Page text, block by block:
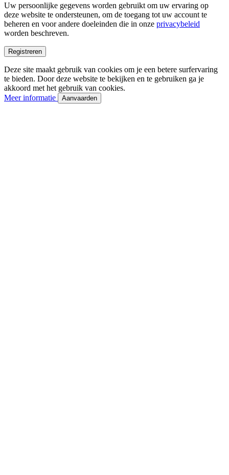
Uw persoonlijke gegevens worden gebruikt om uw ervaring op
deze website te ondersteunen, om de toegang tot uw account te
beheren en voor andere doeleinden die in onze privacybeleid
worden beschreven.
Registreren
Deze site maakt gebruik van cookies om je een betere surfervaring
te bieden. Door deze website te bekijken en te gebruiken ga je
akkoord met het gebruik van cookies.
Meer informatie
Aanvaarden